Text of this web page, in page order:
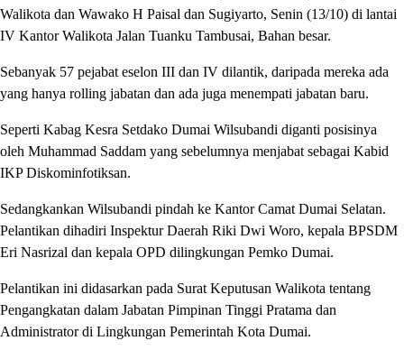
Walikota dan Wawako H Paisal dan Sugiyarto, Senin (13/10) di lantai
IV Kantor Walikota Jalan Tuanku Tambusai, Bahan besar.
Sebanyak 57 pejabat eselon III dan IV dilantik, daripada mereka ada
yang hanya rolling jabatan dan ada juga menempati jabatan baru.
Seperti Kabag Kesra Setdako Dumai Wilsubandi diganti posisinya
oleh Muhammad Saddam yang sebelumnya menjabat sebagai Kabid
IKP Diskominfotiksan.
Sedangkankan Wilsubandi pindah ke Kantor Camat Dumai Selatan.
Pelantikan dihadiri Inspektur Daerah Riki Dwi Woro, kepala BPSDM
Eri Nasrizal dan kepala OPD dilingkungan Pemko Dumai.
Pelantikan ini didasarkan pada Surat Keputusan Walikota tentang
Pengangkatan dalam Jabatan Pimpinan Tinggi Pratama dan
Administrator di Lingkungan Pemerintah Kota Dumai.